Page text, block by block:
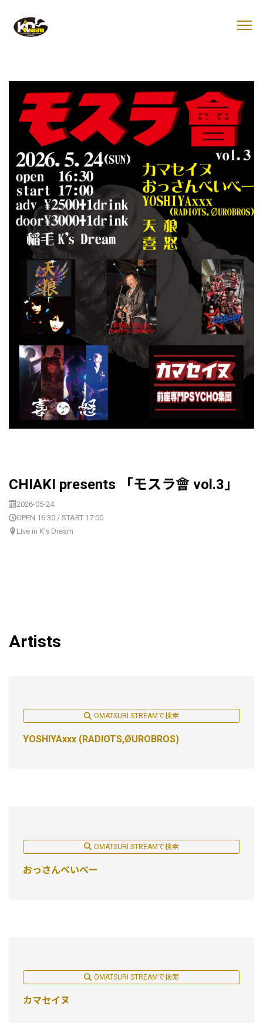
CHIAKI presents 「モスラ會 vol.3」
2026-05-24
OPEN 16:30 / START 17:00
Live in K's Dream
Artists
OMATSURI STREAMで検索
YOSHIYAxxx (RADIOTS,ØUROBROS)
OMATSURI STREAMで検索
おっさんべいべー
OMATSURI STREAMで検索
カマセイヌ